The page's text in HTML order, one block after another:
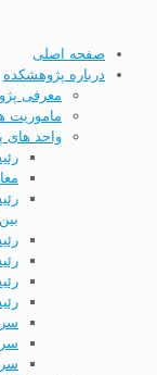
صفحه اصلی
درباره پژوهشکده
معرفی
ماموریت
واحد های